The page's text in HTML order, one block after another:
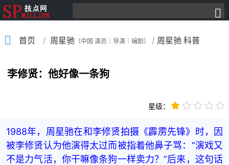
首页 / 周星驰（中国 演员｜导演｜编剧） / 周星驰 科普
李修贤：他好像一条狗
星级：
1988年，周星驰在和李修贤拍摄《霹雳先锋》时，因
被李修贤认为他演得太过而被指着他鼻子骂：“演戏又
不是力气活，你干嘛像条狗一样卖力？”后来，这句话